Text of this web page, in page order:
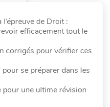
de Droit :
efficacement tout le
corrigés pour vérifier ces
se préparer dans les
pour une ultime révision